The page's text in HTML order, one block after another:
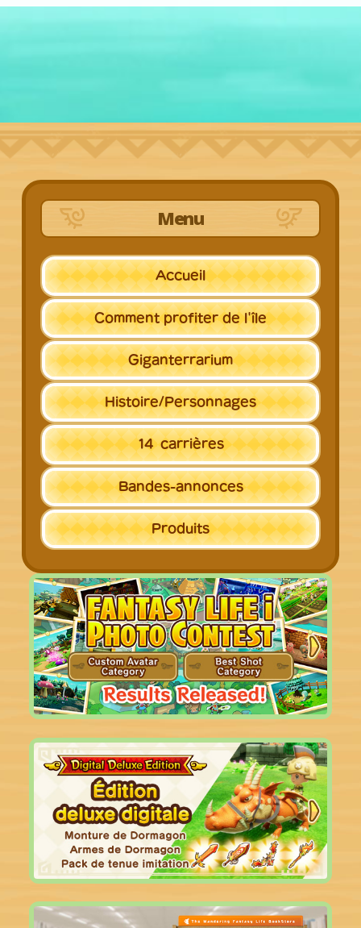
Menu
Accueil
Comment profiterde l'île
Giganterrarium
Histoire/ Personnages
14 carrières
Bandes-annonces
Produits